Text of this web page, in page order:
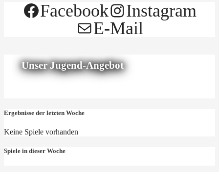
Facebook
Instagram
E-Mail
Unser Jugend-Angebot
Ergebnisse der letzten Woche
Keine Spiele vorhanden
Spiele in dieser Woche